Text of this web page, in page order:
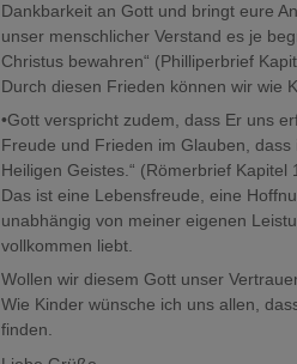
Dankbarkeit an Gott und bringt eure
unser menschlicher Verstand es je
Christus bewahren“ (Philliperbrief
Durch diesen Frieden können wir wie
•Gott verspricht zudem, dass Er uns
Freude und Frieden im Glauben,
Heiligen Geistes.“ (Römerbrief Kapitel
Das ist eine Lebensfreude, eine
unabhängig von meiner eigenen
vollkommen liebt.
Wollen wir diesem Gott unser
Wie Kinder wünsche ich uns allen,
finden.